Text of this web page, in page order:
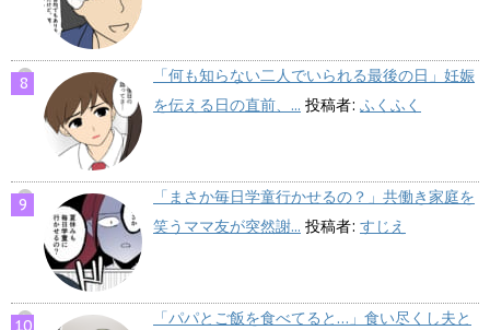
「何も知らない二人でいられる最後の日」妊娠
を伝える日の直前、... 投稿者: ふくふく
「まさか毎日学童行かせるの？」共働き家庭を
笑うママ友が突然謝... 投稿者: すじえ
「パパとご飯を食べてると…」食い尽くし夫と